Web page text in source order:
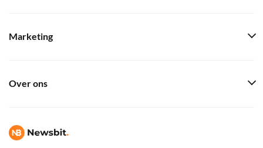
Marketing
Over ons